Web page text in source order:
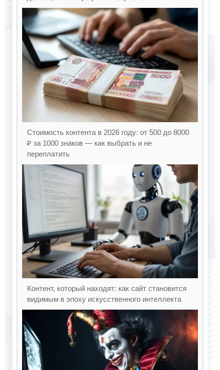
Стоимость контента в 2026 году: от 500 до 8000
₽ за 1000 знаков — как выбрать и не
переплатить
Контент, который находят: как сайт становится
видимым в эпоху искусственного интеллекта